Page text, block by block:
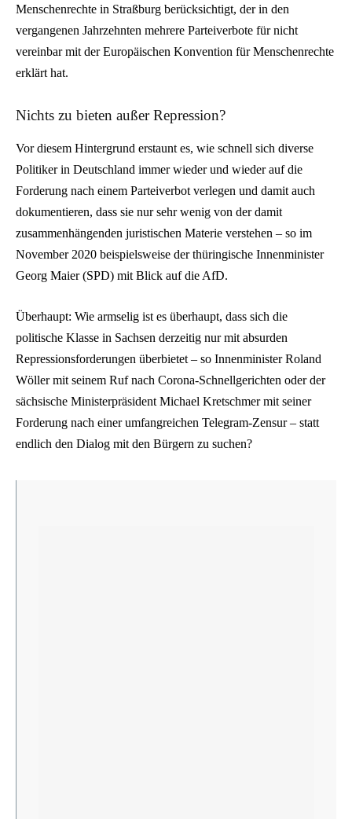
Menschenrechte in Straßburg berücksichtigt, der in den
vergangenen Jahrzehnten mehrere Parteiverbote für nicht
vereinbar mit der Europäischen Konvention für Menschenrechte
erklärt hat.
Nichts zu bieten außer Repression?
Vor diesem Hintergrund erstaunt es, wie schnell sich diverse
Politiker in Deutschland immer wieder und wieder auf die
Forderung nach einem Parteiverbot verlegen und damit auch
dokumentieren, dass sie nur sehr wenig von der damit
zusammenhängenden juristischen Materie verstehen – so im
November 2020 beispielsweise der thüringische Innenminister
Georg Maier (SPD) mit Blick auf die AfD.
Überhaupt: Wie armselig ist es überhaupt, dass sich die
politische Klasse in Sachsen derzeitig nur mit absurden
Repressionsforderungen überbietet – so Innenminister Roland
Wöller mit seinem Ruf nach Corona-Schnellgerichten oder der
sächsische Ministerpräsident Michael Kretschmer mit seiner
Forderung nach einer umfangreichen Telegram-Zensur – statt
endlich den Dialog mit den Bürgern zu suchen?